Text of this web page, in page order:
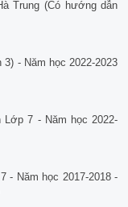
Trung (Có hướng dẫn
- Năm học 2022-2023
7 - Năm học 2022-
- Năm học 2017-2018 -